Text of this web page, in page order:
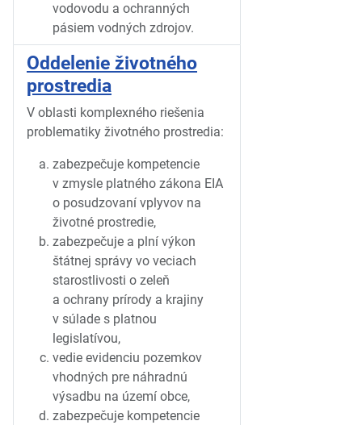
vodovodu a ochranných
pásiem vodných zdrojov.
Oddelenie životného
prostredia
V oblasti komplexného riešenia
problematiky životného prostredia:
zabezpečuje kompetencie
v zmysle platného zákona EIA
o posudzovaní vplyvov na
životné prostredie,
zabezpečuje a plní výkon
štátnej správy vo veciach
starostlivosti o zeleň
a ochrany prírody a krajiny
v súlade s platnou
legislatívou,
vedie evidenciu pozemkov
vhodných pre náhradnú
výsadbu na území obce,
zabezpečuje kompetencie